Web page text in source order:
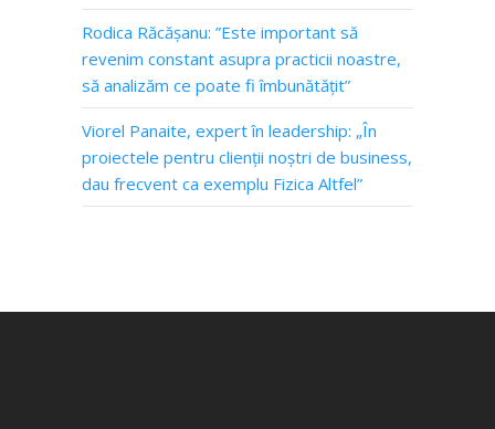
Rodica Răcășanu: ”Este important să
revenim constant asupra practicii noastre,
să analizăm ce poate fi îmbunătățit”
Viorel Panaite, expert în leadership: „În
proiectele pentru clienții noștri de business,
dau frecvent ca exemplu Fizica Altfel”